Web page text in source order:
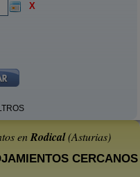
X
enRodical(Asturias)
CERCANOS